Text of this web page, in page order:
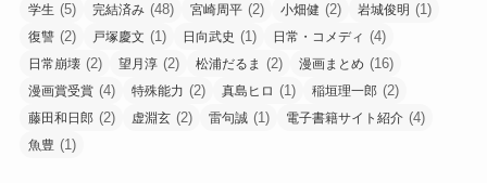
学生 (5) 完結済み (48) 宮崎周平 (2) 小畑健 (2) 岩城俊明 (1)
復讐 (2) 戸塚慶文 (1) 日向武史 (1) 日常・コメディ (4)
日常崩壊 (2) 望月淳 (2) 松浦だるま (2) 漫画まとめ (16)
漫画賞受賞 (4) 特殊能力 (2) 真島ヒロ (1) 稲垣理一郎 (2)
藤田和日郎 (2) 虚淵玄 (2) 雷句誠 (1) 電子書籍サイト紹介 (4)
魚豊 (1)